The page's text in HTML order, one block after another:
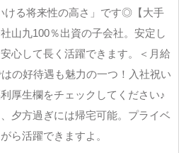
ける将来性の高さ」です◎【大手
山九100％出資の子会社。安定し
心して長く活躍できます。＜月給
の好待遇も魅力の一つ！入社祝い
厚生欄をチェックしてください♪
夕方過ぎには帰宅可能。プライベ
ら活躍できますよ。